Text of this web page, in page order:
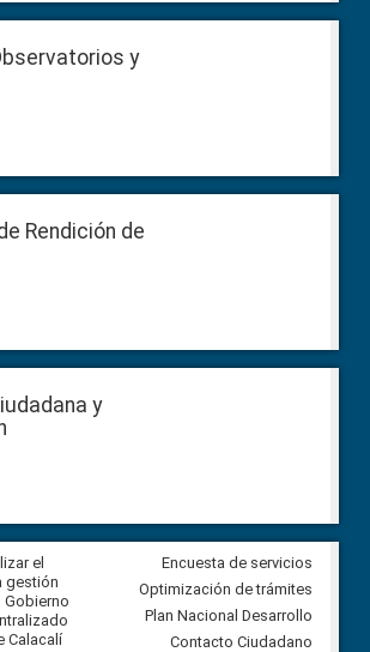
y
Rendición de
y
el
gestión
Gobierno
Calacalí
Veeduría para vigilar los
derivados de la Audiencia
comunidad Urbina, parroquia
Carolina
Encuesta de servicios
Optimización de trámites
Plan Nacional Desarrollo
Contacto Ciudadano